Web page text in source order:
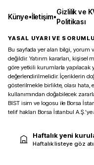
Künye•İletişim•
Gizlilik ve
Politikası
YASAL UYARI VE
Bu sayfada yer alan bilgi, yorum
değildir. Yatırım kararları,
göre yetkili kurumlarla yapılacak
değerlendirilmelidir. İçeriklerin
gösterilmekle birlikte, olası
kullanımından doğabilecek
BIST isim ve logosu ile Borsa
telif hakları Borsa İstanbul A.Ş.’ye
Haftalık yeni
Haftalık listeye göz